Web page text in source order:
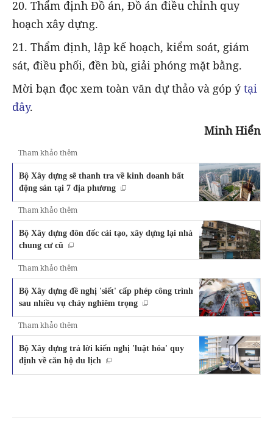
20. Thẩm định Đồ án, Đồ án điều chỉnh quy
hoạch xây dựng.
21. Thẩm định, lập kế hoạch, kiểm soát, giám
sát, điều phối, đền bù, giải phóng mặt bằng.
Mời bạn đọc xem toàn văn dự thảo và góp ýtại
đây.
Minh Hiển
Tham khảo thêm
Bộ Xây dựng sẽ thanh tra về kinh doanh bất
động sản tại 7 địa phương
Tham khảo thêm
Bộ Xây dựng đôn đốc cải tạo, xây dựng lại nhà
chung cư cũ
Tham khảo thêm
Bộ Xây dựng đề nghị 'siết' cấp phép công trình
sau nhiều vụ cháy nghiêm trọng
Tham khảo thêm
Bộ Xây dựng trả lời kiến nghị 'luật hóa' quy
định về căn hộ du lịch